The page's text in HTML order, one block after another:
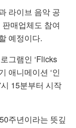
라이브 음악 공
매업체도 참여
예정이다.
그램인 ‘Flicks
애니메이션 ‘인
15분부터 시작
주년이라는 뜻깊